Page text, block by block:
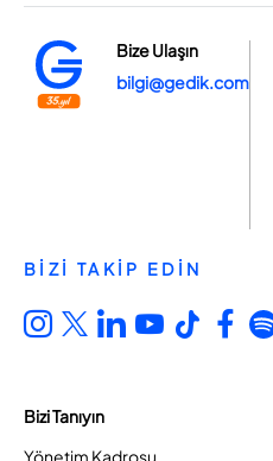
Bize Ulaşın
bilgi@gedik.com
BİZİ TAKİP EDİN
Bizi Tanıyın
Yönetim Kadrosu